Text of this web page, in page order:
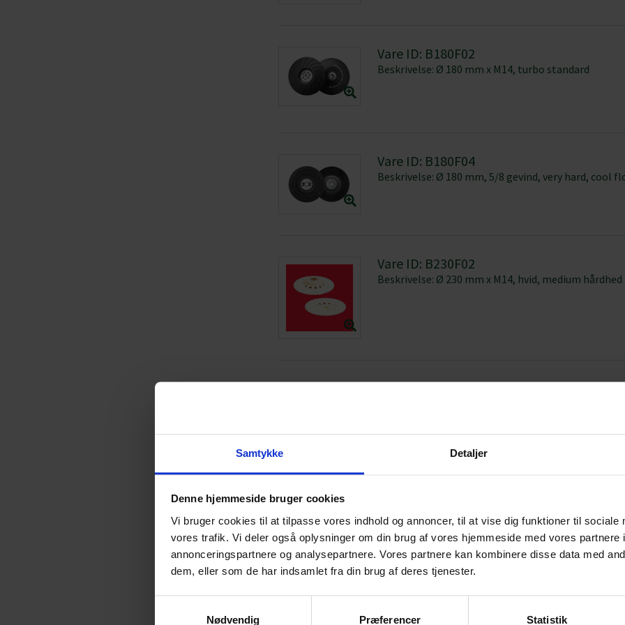
Vare ID: B180F02
Beskrivelse: Ø 180 mm x M14, turbo standard
Vare ID: B180F04
Beskrivelse: Ø 180 mm, 5/8 gevind, very hard, cool
Vare ID: B230F02
Beskrivelse: Ø 230 mm x M14, hvid, medium hårdhed
Vare ID: 50122
Beskrivelse: Dynabrade bagskive ø 76 mm,